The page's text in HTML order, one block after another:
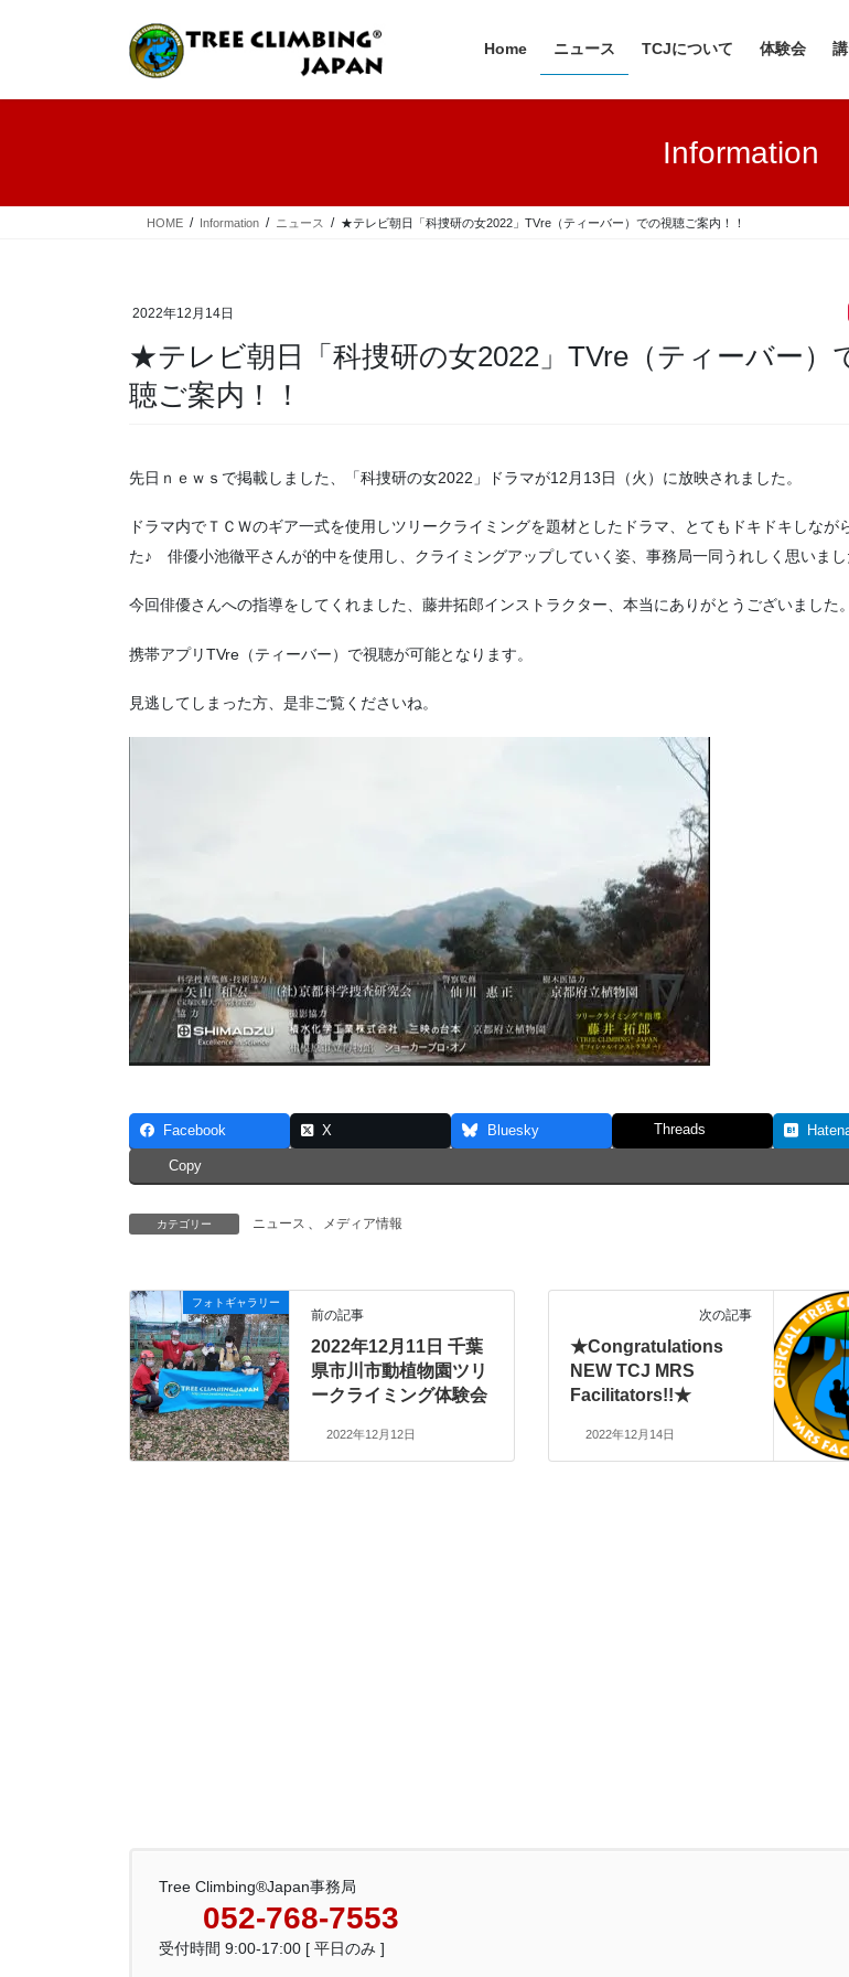
ツ
シ
Home ニュース TCJについて 体験会
Information
HOME Information ニュース ★テレビ朝日「科捜研の女2022」TVre（ティーバー）での視聴ご案内！！
2022年12月14日
★テレビ朝日「科捜研の女2022」TVre（ティーバー）
聴ご案内！！
先日ｎｅｗｓで掲載しました、「科捜研の女2022」ドラマが12月13日（火）に放映されました。
ドラマ内でＴＣＷのギア一式を使用しツリークライミングを題材としたドラマ、とてもドキドキしなが
た♪ 俳優小池徹平さんが的中を使用し、クライミングアップしていく姿、事務局一同うれしく思いまし
今回俳優さんへの指導をしてくれました、藤井拓郎インストラクター、本当にありがとうございました。
携帯アプリTVre（ティーバー）で視聴が可能となります。
見逃してしまった方、是非ご覧くださいね。
Facebook X Bluesky Threads
Copy
カテゴリー ニュース 、 メディア情報
フォトギャラリー
前の記事
2022年12月11日 千葉
県市川市動植物園ツリ
ークライミング体験会
2022年12月12日
次の記事
★Congratulations
NEW TCJ MRS
Facilitators!!★
2022年12月14日
Tree Climbing®Japan事務局
052-768-7553
受付時間 9:00-17:00 [ 平日のみ ]